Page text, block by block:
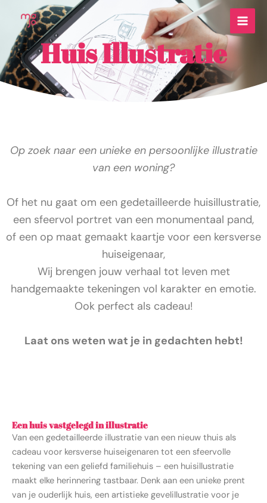
inhoud
Huis Illustratie
Op zoek naar een unieke en persoonlijke illustratie
van een woning?
Of het nu gaat om een gedetailleerde huisillustratie,
een sfeervol portret van een monumentaal pand,
of een op maat gemaakt kaartje voor een kersverse
huiseigenaar,
Wij brengen jouw verhaal tot leven met
handgemaakte tekeningen vol karakter en emotie.
Ook perfect als cadeau!
Laat ons weten wat je in gedachten hebt!
Een huis vastgelegd in illustratie
Van een gedetailleerde illustratie van een nieuw thuis als
cadeau voor kersverse huiseigenaren tot een sfeervolle
tekening van een geliefd familiehuis – een huisillustratie
maakt elke herinnering tastbaar. Denk aan een unieke prent
van je ouderlijk huis, een artistieke gevelillustratie voor je